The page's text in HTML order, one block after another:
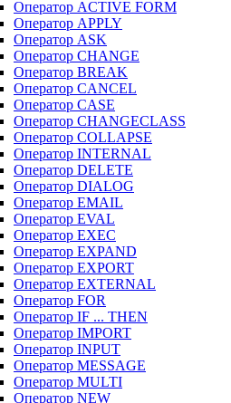
Оператор ACTIVE FORM
Оператор APPLY
Оператор ASK
Оператор CHANGE
Оператор BREAK
Оператор CANCEL
Оператор CASE
Оператор CHANGECLASS
Оператор COLLAPSE
Оператор INTERNAL
Оператор DELETE
Оператор DIALOG
Оператор EMAIL
Оператор EVAL
Оператор EXEC
Оператор EXPAND
Оператор EXPORT
Оператор EXTERNAL
Оператор FOR
Оператор IF ... THEN
Оператор IMPORT
Оператор INPUT
Оператор MESSAGE
Оператор MULTI
Оператор NEW